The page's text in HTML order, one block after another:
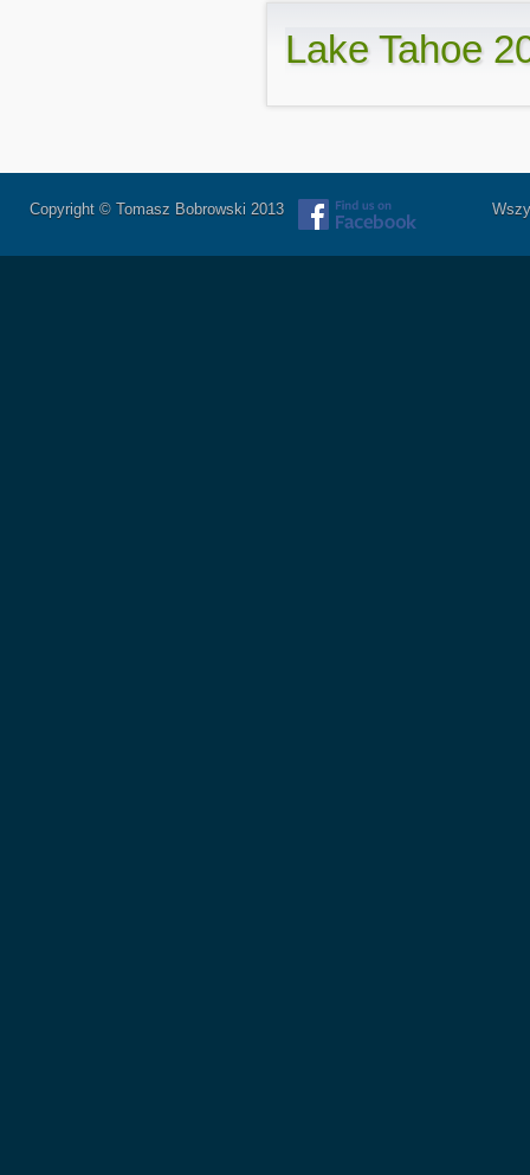
Lake Tahoe
Copyright © Tomasz Bobrowski 2013 Wszystkie